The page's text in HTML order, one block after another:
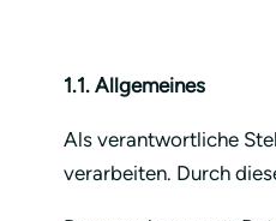
1.1. Allgemeines
Als verantwortliche
verarbeiten. Durch